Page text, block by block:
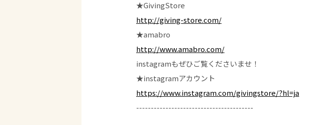
★GivingStore
http://giving-store.com/
★amabro
http://www.amabro.com/
instagramもぜひご覧くださいませ！
★instagramアカウント
https://www.instagram.com/givingstore/?hl=ja
----------------------------------------